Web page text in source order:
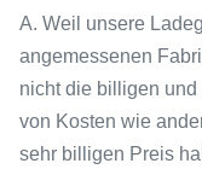
A. Weil unsere
angemessenen
nicht die billigen
von Kosten wie
sehr billigen Preis